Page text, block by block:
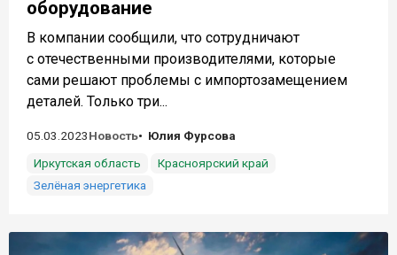
оборудование
В компании сообщили, что сотрудничают
с отечественными производителями, которые
сами решают проблемы с импортозамещением
деталей. Только три...
05.03.2023Новость
Юлия Фурсова
Иркутская область
Красноярский край
Зелёная энергетика